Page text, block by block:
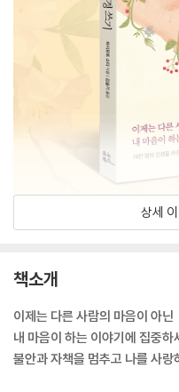
상세
책소개
이제는 다른 사람의 마음이 아닌
내 마음이 하는 이야기에 집중하
불안과 자책을 멈추고 나를 사랑